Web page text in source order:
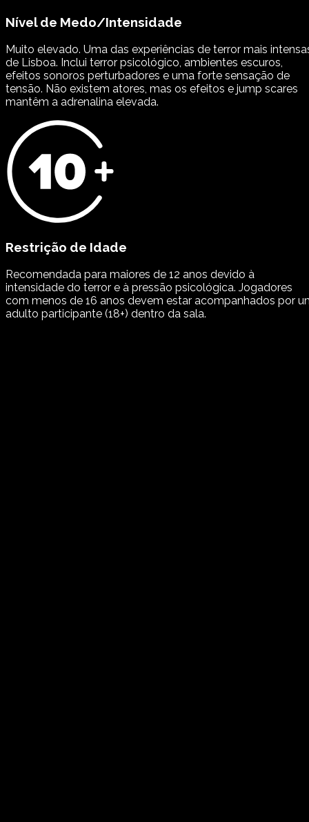
Nível de Medo/Intensidade
Muito elevado. Uma das experiências de terror mais
de Lisboa. Inclui terror psicológico, ambientes escuros,
efeitos sonoros perturbadores e uma forte sensação de
tensão. Não existem atores, mas os efeitos e jump scares
mantêm a adrenalina elevada.
Restrição de Idade
Recomendada para maiores de 12 anos devido à
intensidade do terror e à pressão psicológica. Jogadores
com menos de 16 anos devem estar acompanhados por
adulto participante (18+) dentro da sala.